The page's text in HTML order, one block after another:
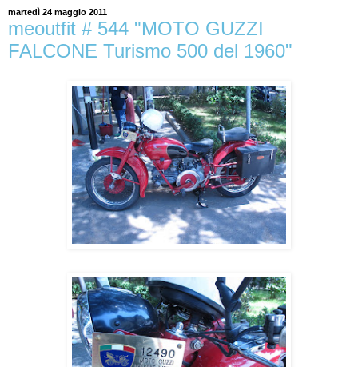
martedì 24 maggio 2011
meoutfit # 544 "MOTO GUZZI
FALCONE Turismo 500 del 1960"